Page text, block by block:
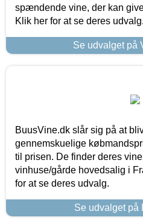
spændende vine, der kan
Klik her for at se deres udvalg.
Se udvalget på
BuusVine.dk slår sig på at
gennemskuelige
til prisen. De finder deres
vinhuse/gårde hovedsalig i
for at se deres udvalg.
Se udvalget på